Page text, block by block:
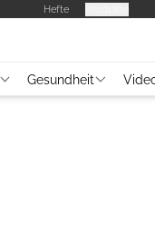
Hefte
Gesundheit